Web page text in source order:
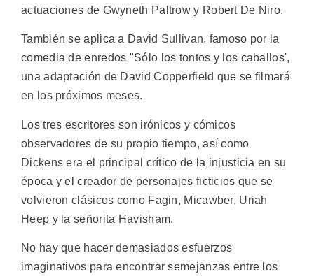
actuaciones de Gwyneth Paltrow y Robert De Niro.
También se aplica a David Sullivan, famoso por la
comedia de enredos "Sólo los tontos y los caballos',
una adaptación de David Copperfield que se filmará
en los próximos meses.
Los tres escritores son irónicos y cómicos
observadores de su propio tiempo, así como
Dickens era el principal crítico de la injusticia en su
época y el creador de personajes ficticios que se
volvieron clásicos como Fagin, Micawber, Uriah
Heep y la señorita Havisham.
No hay que hacer demasiados esfuerzos
imaginativos para encontrar semejanzas entre los